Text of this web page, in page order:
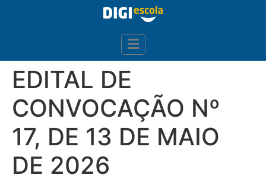
EDITAL DE
CONVOCAÇÃO Nº
17, DE 13 DE MAIO
DE 2026